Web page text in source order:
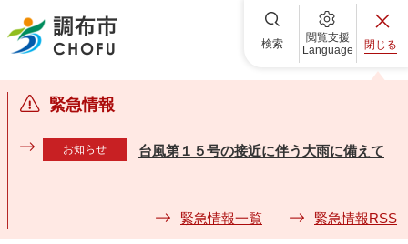
調布市 検索
閲覧支援
Language
閉じる
緊急情報
お知らせ 台風第１５号の接近に伴う大雨に備えて
緊急情報一覧 緊急情報RSS